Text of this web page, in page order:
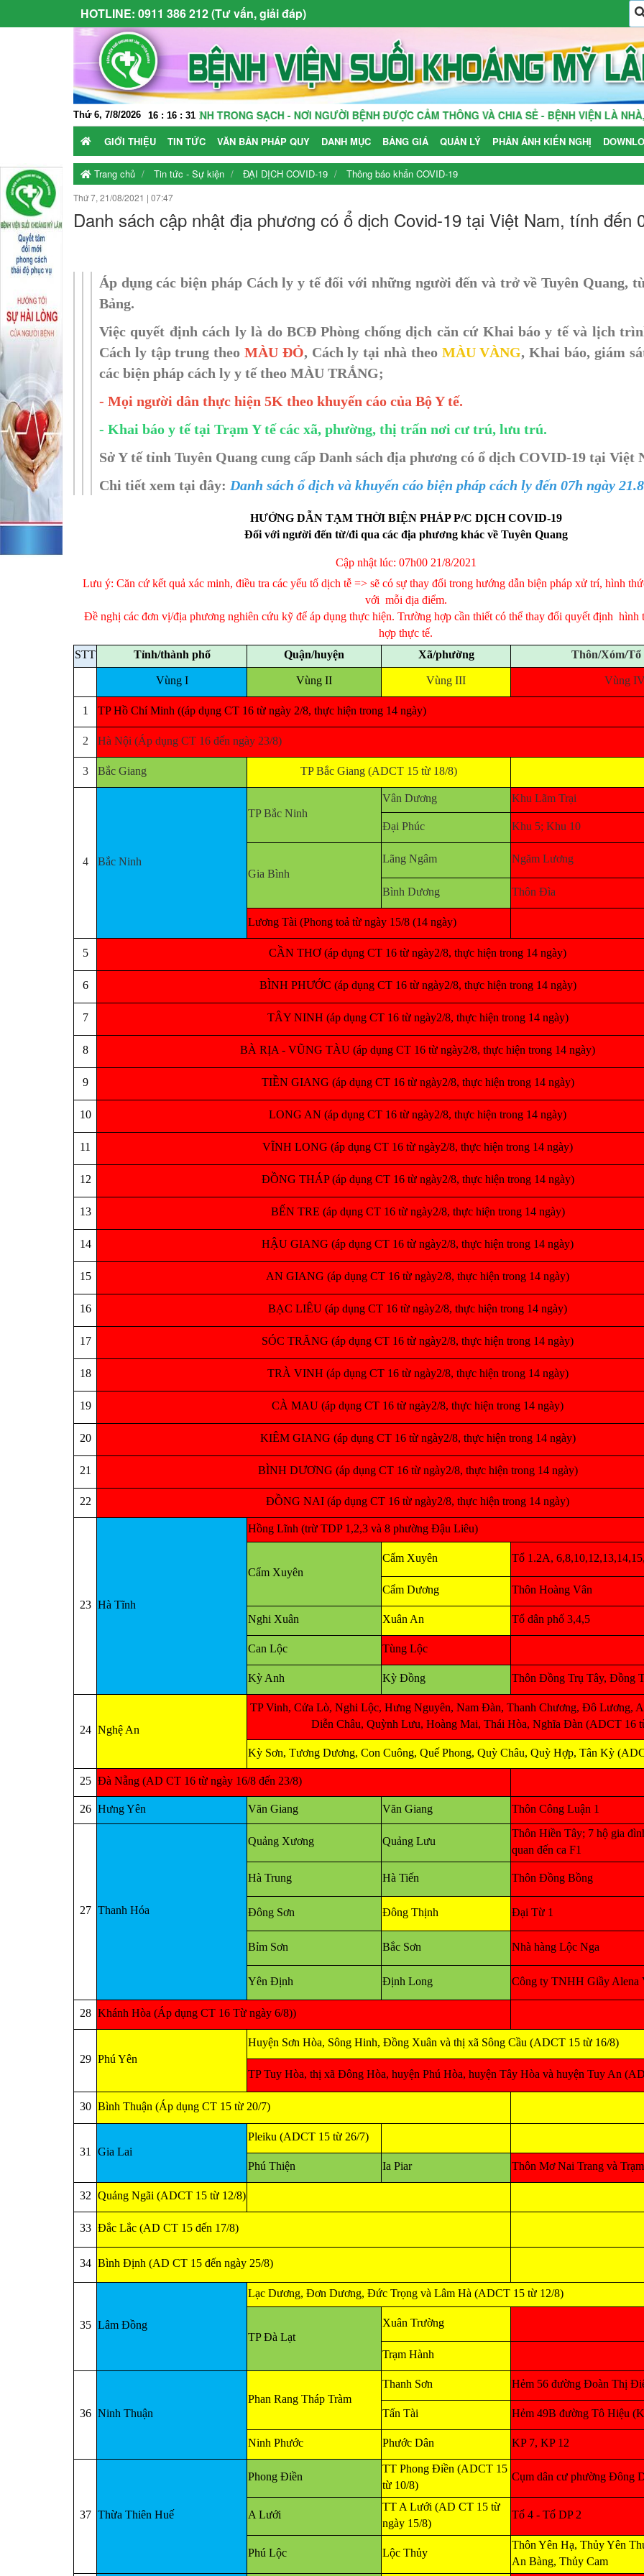
HOTLINE: 0911 386 212 (Tư vấn, giải đáp)
Thứ 6, 7/8/2026 16 : 16 : 32
TRƯỜNG KHÁM CHỮA BỆNH TRONG SẠCH - NƠI NGƯỜI BỆNH ĐƯỢC CẢM THÔNG VÀ CHIA SẺ - BỆNH VIỆN LÀ NHÀ, THẦY
GIỚI THIỆU TIN TỨC VĂN BẢN PHÁP QUY DANH MỤC BẢNG GIÁ QUẢN LÝ PHẢN ÁNH KIẾN NGHỊ
Trang chủ Tin tức - Sự kiện ĐẠI DỊCH COVID-19 Thông báo khẩn COVID-19
Thứ 7, 21/08/2021 | 07:47
Danh sách cập nhật địa phương có ổ dịch Covid-19 tại Việt Nam, tính đến
Áp dụng các biện pháp Cách ly y tế đối với những người đến và trở về Tuyên Quang,
Bảng.
Việc quyết định cách ly là do BCĐ Phòng chống dịch căn cứ Khai báo y tế và lịch
Cách ly tập trung theo MÀU ĐỎ, Cách ly tại nhà theo MÀU VÀNG, Khai báo, giám
các biện pháp cách ly y tế theo MÀU TRẮNG;
- Mọi người dân thực hiện 5K theo khuyến cáo của Bộ Y tế.
- Khai báo y tế tại Trạm Y tế các xã, phường, thị trấn nơi cư trú, lưu trú.
Sở Y tế tỉnh Tuyên Quang cung cấp Danh sách địa phương có ổ dịch COVID-19 tại Việt
Chi tiết xem tại đây: Danh sách ổ dịch và khuyến cáo biện pháp cách ly đến 07h ngày
HƯỚNG DẪN TẠM THỜI BIỆN PHÁP P/C DỊCH COVID-19
Đối với người đến từ/đi qua các địa phương khác về Tuyên Quang
Cập nhật lúc: 07h00 21/8/2021
Lưu ý: Căn cứ kết quả xác minh, điều tra các yếu tố dịch tễ => sẽ có sự thay đổi trong hướng dẫn biện pháp xử trí, hình
với mỗi địa điểm.
Đề nghị các đơn vị/địa phương nghiên cứu kỹ để áp dụng thực hiện. Trường hợp cần thiết có thể thay đổi quyết định hình
hợp thực tế.
STT
Tỉnh/thành phố Quận/huyện Xã/phường Thôn/Xóm/Tổ
Vùng I Vùng II Vùng III Vùng
1 TP Hồ Chí Minh ((áp dụng CT 16 từ ngày 2/8, thực hiện trong 14 ngày)
2 Hà Nội (Áp dụng CT 16 đến ngày 23/8)
3 Bắc Giang TP Bắc Giang (ADCT 15 từ 18/8)
4 Bắc Ninh
TP Bắc Ninh
Vân Dương Khu Lãm Trại
Đại Phúc Khu 5; Khu 10
Gia Bình
Lãng Ngâm Ngăm Lương
Bình Dương Thôn Đìa
Lương Tài (Phong toả từ ngày 15/8 (14 ngày)
5 CẦN THƠ (áp dụng CT 16 từ ngày2/8, thực hiện trong 14 ngày)
6 BÌNH PHƯỚC (áp dụng CT 16 từ ngày2/8, thực hiện trong 14 ngày)
7 TÂY NINH (áp dụng CT 16 từ ngày2/8, thực hiện trong 14 ngày)
8 BÀ RỊA - VŨNG TÀU (áp dụng CT 16 từ ngày2/8, thực hiện trong 14 ngày)
9 TIỀN GIANG (áp dụng CT 16 từ ngày2/8, thực hiện trong 14 ngày)
10 LONG AN (áp dụng CT 16 từ ngày2/8, thực hiện trong 14 ngày)
11 VĨNH LONG (áp dụng CT 16 từ ngày2/8, thực hiện trong 14 ngày)
12 ĐỒNG THÁP (áp dụng CT 16 từ ngày2/8, thực hiện trong 14 ngày)
13 BẾN TRE (áp dụng CT 16 từ ngày2/8, thực hiện trong 14 ngày)
14 HẬU GIANG (áp dụng CT 16 từ ngày2/8, thực hiện trong 14 ngày)
15 AN GIANG (áp dụng CT 16 từ ngày2/8, thực hiện trong 14 ngày)
16 BẠC LIÊU (áp dụng CT 16 từ ngày2/8, thực hiện trong 14 ngày)
17 SÓC TRĂNG (áp dụng CT 16 từ ngày2/8, thực hiện trong 14 ngày)
18 TRÀ VINH (áp dụng CT 16 từ ngày2/8, thực hiện trong 14 ngày)
19 CÀ MAU (áp dụng CT 16 từ ngày2/8, thực hiện trong 14 ngày)
20 KIÊM GIANG (áp dụng CT 16 từ ngày2/8, thực hiện trong 14 ngày)
21 BÌNH DƯƠNG (áp dụng CT 16 từ ngày2/8, thực hiện trong 14 ngày)
22 ĐỒNG NAI (áp dụng CT 16 từ ngày2/8, thực hiện trong 14 ngày)
23 Hà Tĩnh
Hồng Lĩnh (trừ TDP 1,2,3 và 8 phường Đậu Liêu)
Cẩm Xuyên
Cẩm Xuyên Tổ 1.2A,
Cẩm Dương Thôn Hoàng Vân
Nghi Xuân Xuân An Tổ dân phố 3,4,5
Can Lộc Tùng Lộc
Kỳ Anh Kỳ Đồng Thôn Đồng Trụ Tây, Đồng
24 Nghệ An
TP Vinh, Cửa Lò, Nghi Lộc, Hưng Nguyên, Nam Đàn, Thanh Chương, Đô Lương,
Diễn Châu, Quỳnh Lưu, Hoàng Mai, Thái Hòa, Nghĩa Đàn (ADCT 16
Kỳ Sơn, Tương Dương, Con Cuông, Quế Phong, Quỳ Châu, Quỳ Hợp, Tân Kỳ
25 Đà Nẵng (AD CT 16 từ ngày 16/8 đến 23/8)
26 Hưng Yên Văn Giang Văn Giang Thôn Công Luận 1
27 Thanh Hóa
Quảng Xương Quảng Lưu
Thôn Hiền Tây; 7 hộ gia
quan đến ca F1
Hà Trung Hà Tiến Thôn Đồng Bồng
Đông Sơn Đông Thịnh Đại Từ 1
Bỉm Sơn Bắc Sơn Nhà hàng Lộc Nga
Yên Định Định Long Công ty TNHH Giầy Alena
28 Khánh Hòa (Áp dụng CT 16 Từ ngày 6/8))
29 Phú Yên
Huyện Sơn Hòa, Sông Hinh, Đồng Xuân và thị xã Sông Cầu (ADCT 15 từ 16/8)
TP Tuy Hòa, thị xã Đông Hòa, huyện Phú Hòa, huyện Tây Hòa và huyện Tuy An
30 Bình Thuận (Áp dụng CT 15 từ 20/7)
31 Gia Lai
Pleiku (ADCT 15 từ 26/7)
Phú Thiện Ia Piar Thôn Mơ Nai Trang và
32 Quảng Ngãi (ADCT 15 từ 12/8)
33 Đắc Lắc (AD CT 15 đến 17/8)
34 Bình Định (AD CT 15 đến ngày 25/8)
35 Lâm Đồng
Lạc Dương, Đơn Dương, Đức Trọng và Lâm Hà (ADCT 15 từ 12/8)
TP Đà Lạt
Xuân Trường
Trạm Hành
36 Ninh Thuận
Phan Rang Tháp Tràm
Thanh Sơn Hẻm 56 đường Đoàn Thị
Tấn Tài Hẻm 49B đường Tô Hiệu
Ninh Phước Phước Dân KP 7, KP 12
37 Thừa Thiên Huế
Phong Điền
TT Phong Điền (ADCT 15
từ 10/8)
Cụm dân cư phường Đông
A Lưới
TT A Lưới (AD CT 15 từ
ngày 15/8)
Tổ 4 - Tổ DP 2
Phú Lộc Lộc Thủy
Thôn Yên Hạ, Thủy Yên
An Bàng, Thủy Cam